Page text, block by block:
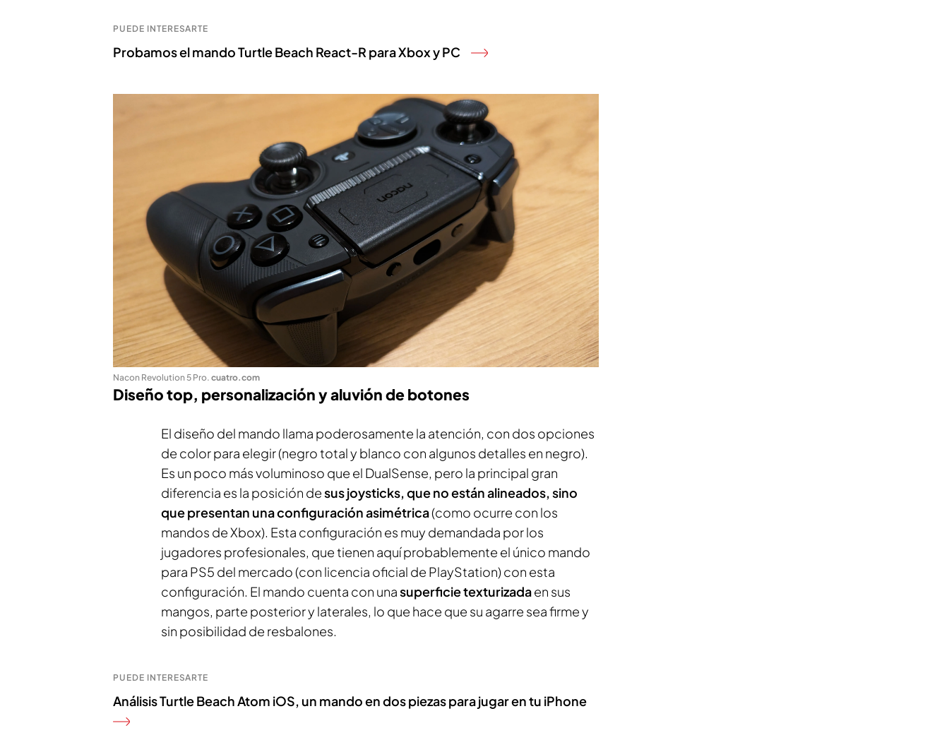
PUEDE INTERESARTE
Probamos el mando Turtle Beach React-R para Xbox y PC
Nacon Revolution 5 Pro. cuatro.com
Diseño top, personalización y aluvión de botones
El diseño del mando llama poderosamente la atención, con dos opciones
de color para elegir (negro total y blanco con algunos detalles en negro).
Es un poco más voluminoso que el DualSense, pero la principal gran
diferencia es la posición desus joysticks, que no están alineados, sino
que presentan una configuración asimétrica(como ocurre con los
mandos de Xbox). Esta configuración es muy demandada por los
jugadores profesionales, que tienen aquí probablemente el único mando
para PS5 del mercado (con licencia oficial de PlayStation) con esta
configuración. El mando cuenta con unasuperficie texturizadaen sus
mangos, parte posterior y laterales, lo que hace que su agarre sea firme y
sin posibilidad de resbalones.
PUEDE INTERESARTE
Análisis Turtle Beach Atom iOS, un mando en dos piezas para jugar en tu iPhone